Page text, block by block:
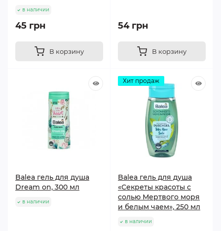
в наличии
45 грн
В корзину
54 грн
В корзину
Balea гель для душа
Dream on, 300 мл
в наличии
Хит продаж
Balea гель для душа
«Секреты красоты с
солью Мертвого моря
и белым чаем», 250 мл
в наличии